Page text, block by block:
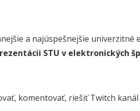
a najúspešnejšie univerzitné
STU v elektronických
komentovať, riešiť Twitch kanál